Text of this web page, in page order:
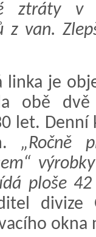
ztráty v
z van.
linka je
obě
let. Denní
„Ročně
ploše
divize
okna